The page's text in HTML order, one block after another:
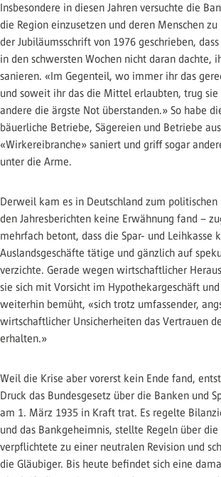
Insbesondere in diesen Jahren versuchte die
die Region einzusetzen und deren Menschen
der Jubiläumsschrift von 1976 geschrieben,
in den schwersten Wochen nicht daran dachte,
sanieren. «Im Gegenteil, wo immer ihr das
und soweit ihr das die Mittel erlaubten, trug sie
andere die ärgste Not überstanden.» So habe
bäuerliche Betriebe, Sägereien und Betriebe
«Wirkereibranche» saniert und griff sogar
unter die Arme.
Derweil kam es in Deutschland zum
den Jahresberichten keine Erwähnung fand –
mehrfach betont, dass die Spar- und Leihkasse
Auslandsgeschäfte tätige und gänzlich auf
verzichte. Gerade wegen wirtschaftlicher
sie sich mit Vorsicht im Hypothekargeschäft
weiterhin bemüht, «sich trotz umfassender,
wirtschaftlicher Unsicherheiten das Vertrauen
erhalten.»
Weil die Krise aber vorerst kein Ende fand,
Druck das Bundesgesetz über die Banken und
am 1. März 1935 in Kraft trat. Es regelte
und das Bankgeheimnis, stellte Regeln über
verpflichtete zu einer neutralen Revision und
die Gläubiger. Bis heute befindet sich eine